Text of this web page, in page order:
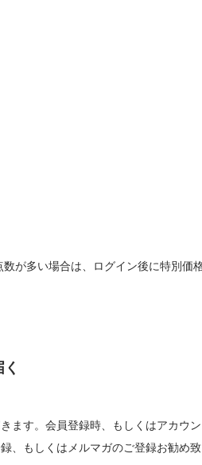
が多い場合は、ログイン後に特別
ます。会員登録時、もしくはアカ
もしくはメルマガのご登録お勧め